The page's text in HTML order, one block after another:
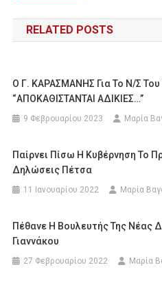
άρθρων
RELATED POSTS
Ο Γ. ΚΑΡΑΣΜΑΝΗΣ Για Το Ν/σ Του
“ΑΠΟΚΑΘΙΣΤΑΝΤΑΙ ΑΔΙΚΙΕΣ…”
9 Φεβρουαρίου 2023 Μαρία
Παίρνει Πίσω Η Κυβέρνηση Το
Δηλώσεις Πέτσα
11 Ιανουαρίου 2022 Μαρία
Πέθανε Η Βουλευτής Της Νέας
Γιαννάκου
27 Φεβρουαρίου 2022 Μαρία